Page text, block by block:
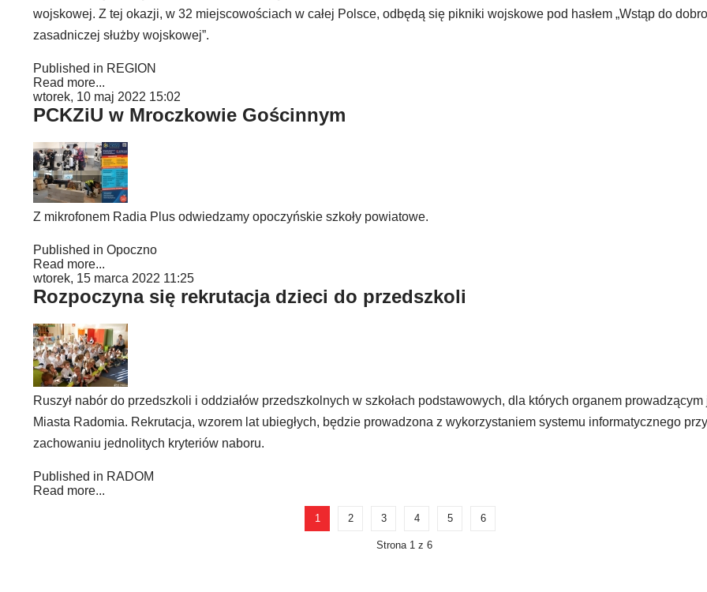
wojskowej. Z tej okazji, w 32 miejscowościach w całej Polsce, odbędą się pikniki wojskowe pod hasłem „Wstąp do
zasadniczej służby wojskowej”.
Published in REGION
Read more...
wtorek, 10 maj 2022 15:02
PCKZiU w Mroczkowie Gościnnym
Z mikrofonem Radia Plus odwiedzamy opoczyńskie szkoły powiatowe.
Published in Opoczno
Read more...
wtorek, 15 marca 2022 11:25
Rozpoczyna się rekrutacja dzieci do przedszkoli
Ruszył nabór do przedszkoli i oddziałów przedszkolnych w szkołach podstawowych, dla których organem prowadzącym
Miasta Radomia. Rekrutacja, wzorem lat ubiegłych, będzie prowadzona z wykorzystaniem systemu informatycznego przy
zachowaniu jednolitych kryteriów naboru.
Published in RADOM
Read more...
1 2 3 4 5 6
Strona 1 z 6